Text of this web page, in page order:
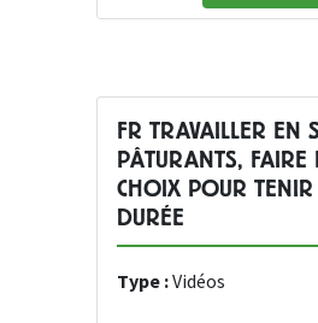
FR TRAVAILLER EN
PÂTURANTS, FAIRE
CHOIX POUR
DURÉE
Type :Vidéos